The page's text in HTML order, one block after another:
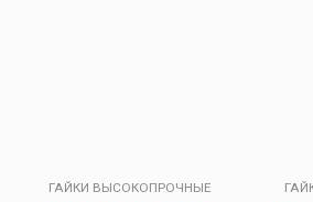
ГАЙКИ ВЫСОКОПРОЧНЫЕ